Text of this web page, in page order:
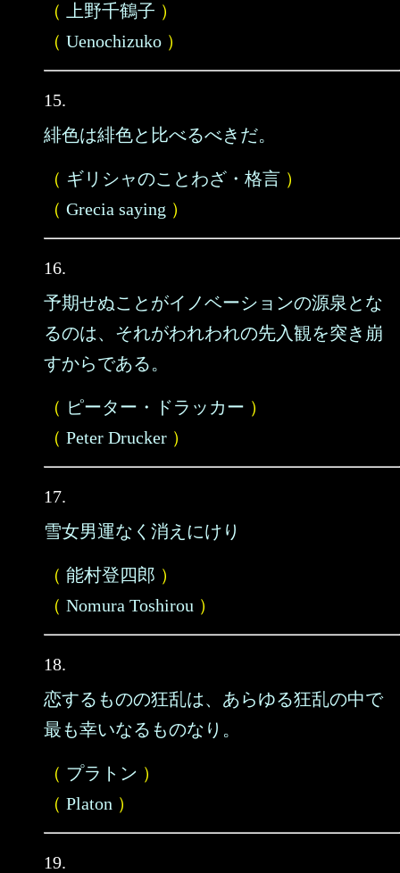
（ 上野千鶴子 ）
（ Uenochizuko ）
15.
緋色は緋色と比べるべきだ。
（ ギリシャのことわざ・格言 ）
（ Grecia saying ）
16.
予期せぬことがイノベーションの源泉とな
るのは、それがわれわれの先入観を突き崩
すからである。
（ ピーター・ドラッカー ）
（ Peter Drucker ）
17.
雪女男運なく消えにけり
（ 能村登四郎 ）
（ Nomura Toshirou ）
18.
恋するものの狂乱は、あらゆる狂乱の中で
最も幸いなるものなり。
（ プラトン ）
（ Platon ）
19.